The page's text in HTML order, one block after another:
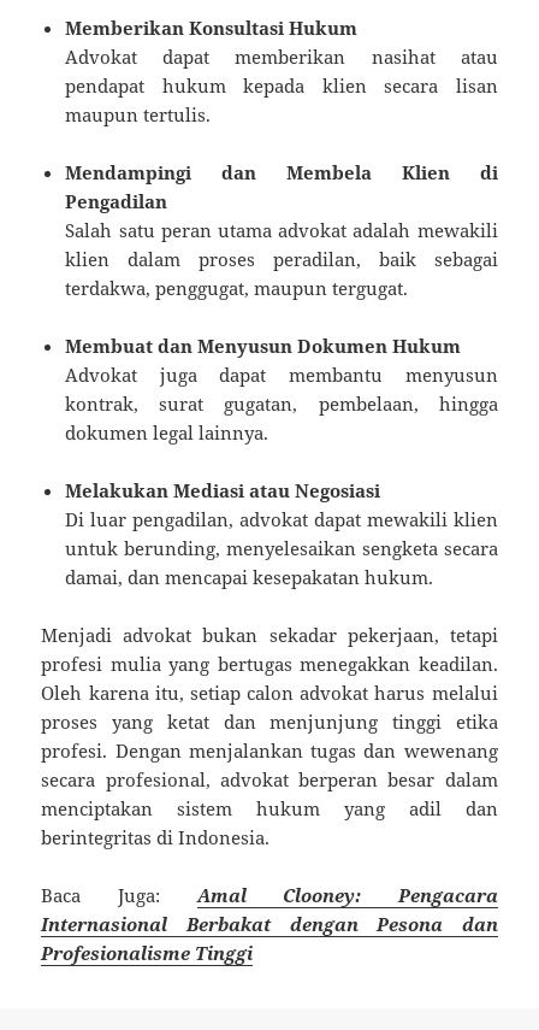
Memberikan Konsultasi Hukum
Advokat dapat memberikan nasihat atau
pendapat hukum kepada klien secara lisan
maupun tertulis.
Mendampingi dan Membela Klien di
Pengadilan
Salah satu peran utama advokat adalah mewakili
klien dalam proses peradilan, baik sebagai
terdakwa, penggugat, maupun tergugat.
Membuat dan Menyusun Dokumen Hukum
Advokat juga dapat membantu menyusun
kontrak, surat gugatan, pembelaan, hingga
dokumen legal lainnya.
Melakukan Mediasi atau Negosiasi
Di luar pengadilan, advokat dapat mewakili klien
untuk berunding, menyelesaikan sengketa secara
damai, dan mencapai kesepakatan hukum.
Menjadi advokat bukan sekadar pekerjaan, tetapi
profesi mulia yang bertugas menegakkan keadilan.
Oleh karena itu, setiap calon advokat harus melalui
proses yang ketat dan menjunjung tinggi etika
profesi. Dengan menjalankan tugas dan wewenang
secara profesional, advokat berperan besar dalam
menciptakan sistem hukum yang adil dan
berintegritas di Indonesia.
Baca Juga: Amal Clooney: Pengacara
Internasional Berbakat dengan Pesona dan
Profesionalisme Tinggi